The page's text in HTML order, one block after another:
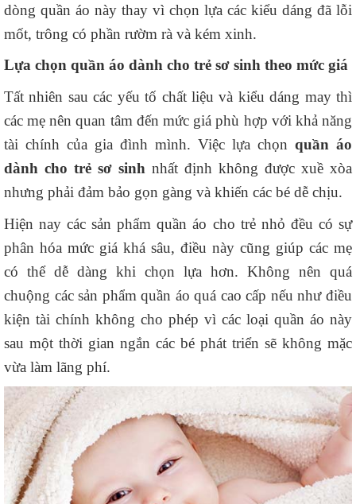
dòng quần áo này thay vì chọn lựa các kiểu dáng đã lỗi
mốt, trông có phần rườm rà và kém xinh.
Lựa chọn quần áo dành cho trẻ sơ sinh theo mức giá
Tất nhiên sau các yếu tố chất liệu và kiểu dáng may thì
các mẹ nên quan tâm đến mức giá phù hợp với khả năng
tài chính của gia đình mình. Việc lựa chọn quần áo
dành cho trẻ sơ sinh nhất định không được xuề xòa
nhưng phải đảm bảo gọn gàng và khiến các bé dễ chịu.
Hiện nay các sản phẩm quần áo cho trẻ nhỏ đều có sự
phân hóa mức giá khá sâu, điều này cũng giúp các mẹ
có thể dễ dàng khi chọn lựa hơn. Không nên quá
chuộng các sản phẩm quần áo quá cao cấp nếu như điều
kiện tài chính không cho phép vì các loại quần áo này
sau một thời gian ngắn các bé phát triển sẽ không mặc
vừa làm lãng phí.